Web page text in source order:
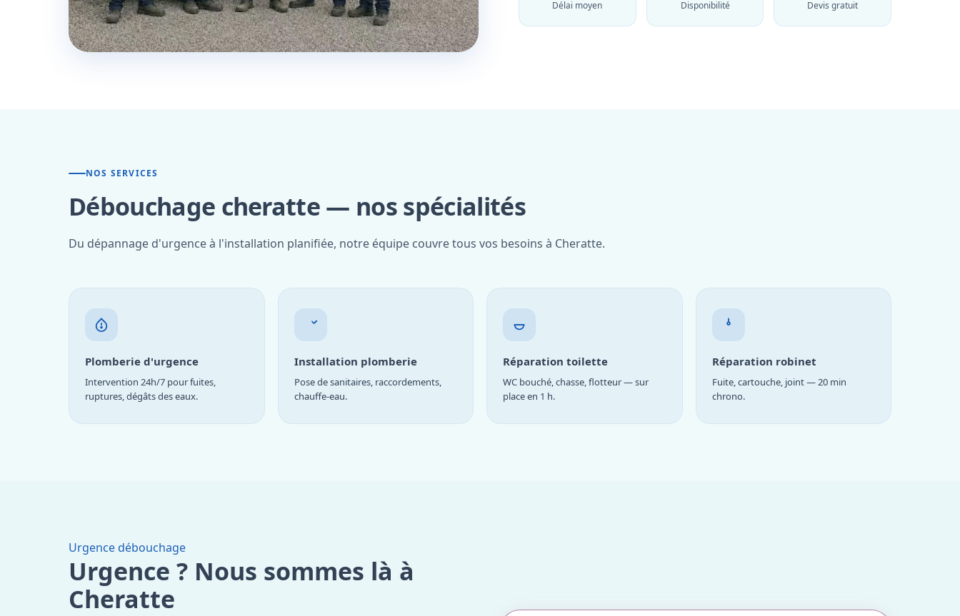
Délai moyen Disponibilité Devis gratuit
NOS SERVICES
Débouchage cheratte — nos spécialités
Du dépannage d'urgence à l'installation planifiée, notre équipe couvre tous vos besoins à Cheratte.
Plomberie d'urgence
Intervention 24h/7 pour fuites,
ruptures, dégâts des eaux.
Installation plomberie
Pose de sanitaires, raccordements,
chauffe-eau.
Réparation toilette
WC bouché, chasse, flotteur — sur
place en 1 h.
Réparation robinet
Fuite, cartouche, joint — 20 min
chrono.
Urgence débouchage
Urgence ? Nous sommes là à
Cheratte